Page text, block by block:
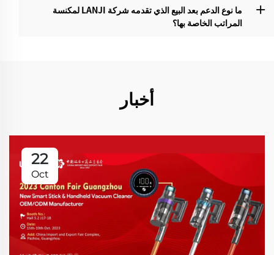
ما نوع الدعم بعد البيع الذي تقدمه شركة LANJI لمكنسة
المراتب الخاصة بها؟‌
أخبار
22
Oct